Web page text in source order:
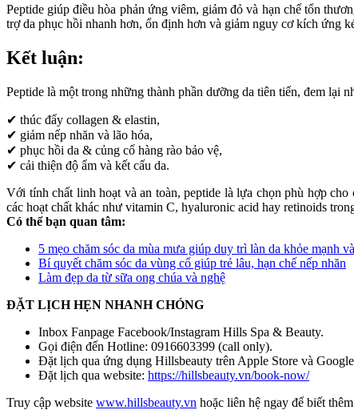
Peptide giúp điều hòa phản ứng viêm, giảm đỏ và hạn chế tổn
trợ da phục hồi nhanh hơn, ổn định hơn và giảm nguy cơ kích ứng
Kết luận:
Peptide là một trong những thành phần dưỡng da tiên tiến, đem lại
✔ thúc đẩy collagen & elastin,
✔ giảm nếp nhăn và lão hóa,
✔ phục hồi da & củng cố hàng rào bảo vệ,
✔ cải thiện độ ẩm và kết cấu da.
Với tính chất linh hoạt và an toàn, peptide là lựa chọn phù hợp
các hoạt chất khác như vitamin C, hyaluronic acid hay retinoids
Có thể bạn quan tâm:
5 mẹo chăm sóc da mùa mưa giúp duy trì làn da khỏe mạnh
Bí quyết chăm sóc da vùng cổ giúp trẻ lâu, hạn chế nếp nhăn
Làm đẹp da từ sữa ong chúa và nghệ
ĐẶT LỊCH HẸN NHANH CHÓNG
Inbox Fanpage Facebook/Instagram Hills Spa & Beauty.
Gọi điện đến Hotline: 0916603399 (call only).
Đặt lịch qua ứng dụng Hillsbeauty trên Apple Store và
Đặt lịch qua website: https://hillsbeauty.vn/book-now/
Truy cập website www.hillsbeauty.vn hoặc liên hệ ngay để biết